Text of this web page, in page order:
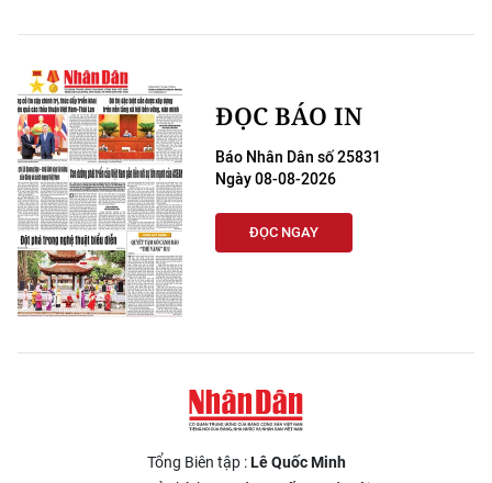
ĐỌC BÁO IN
Báo Nhân Dân số 25831
Ngày 08-08-2026
ĐỌC NGAY
Tổng Biên tập :Lê Quốc Minh